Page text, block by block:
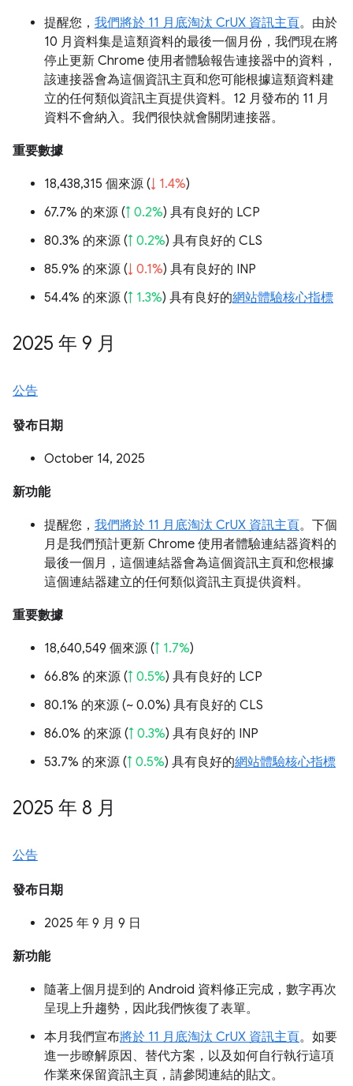
提醒您， 我們將於 11 月底淘汰 CrUX 資訊主頁。由於
10 月資料集是這類資料的最後一個月份，我們現在將
停止更新 Chrome 使用者體驗報告連接器中的資料，
該連接器會為這個資訊主頁和您可能根據這類資料建
立的任何類似資訊主頁提供資料。12 月發布的 11 月
資料不會納入。我們很快就會關閉連接器。
重要數據
18,438,315 個來源 (↓ 1.4%)
67.7% 的來源 (↑ 0.2%) 具有良好的 LCP
80.3% 的來源 (↑ 0.2%) 具有良好的 CLS
85.9% 的來源 (↓ 0.1%) 具有良好的 INP
54.4% 的來源 (↑ 1.3%) 具有良好的網站體驗核心指標
2025 年 9 月
公告
發布日期
October 14, 2025
新功能
提醒您， 我們將於 11 月底淘汰 CrUX 資訊主頁。下個
月是我們預計更新 Chrome 使用者體驗連結器資料的
最後一個月，這個連結器會為這個資訊主頁和您根據
這個連結器建立的任何類似資訊主頁提供資料。
重要數據
18,640,549 個來源 (↑ 1.7%)
66.8% 的來源 (↑ 0.5%) 具有良好的 LCP
80.1% 的來源 (~ 0.0%) 具有良好的 CLS
86.0% 的來源 (↑ 0.3%) 具有良好的 INP
53.7% 的來源 (↑ 0.5%) 具有良好的網站體驗核心指標
2025 年 8 月
公告
發布日期
2025 年 9 月 9 日
新功能
隨著上個月提到的 Android 資料修正完成，數字再次
呈現上升趨勢，因此我們恢復了表單。
本月我們宣布將於 11 月底淘汰 CrUX 資訊主頁。如要
進一步瞭解原因、替代方案，以及如何自行執行這項
作業來保留資訊主頁，請參閱連結的貼文。